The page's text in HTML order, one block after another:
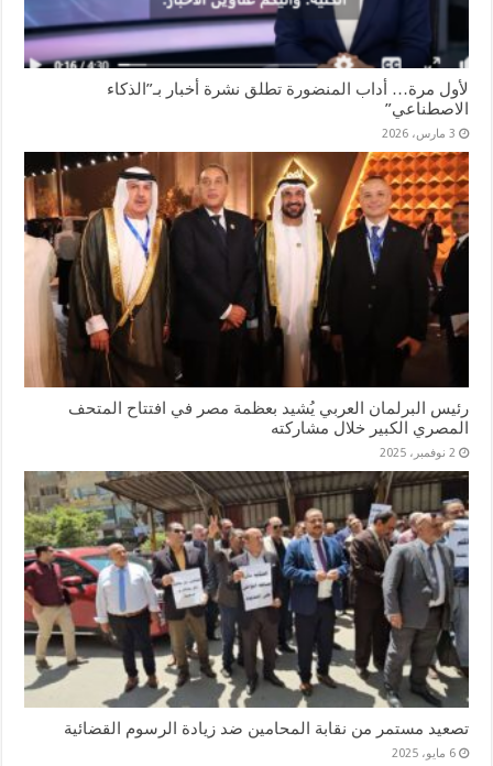
لأول مرة… أداب المنضورة تطلق نشرة أخبار بـ”الذكاء
الاصطناعي”
3 مارس، 2026
رئيس البرلمان العربي يُشيد بعظمة مصر في افتتاح المتحف
المصري الكبير خلال مشاركته
2 نوفمبر، 2025
تصعيد مستمر من نقابة المحامين ضد زيادة الرسوم القضائية
6 مايو، 2025